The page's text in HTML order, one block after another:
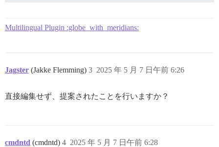
Multilingual Plugin :globe_with_meridians:
Jagster (Jakke Flemming) 2025 年 5 月 7 日午前 6:26
3
直接編集せず、提案されたことを行いますか？
cmdntd (cmdntd) 2025 年 5 月 7 日午前 6:28
4